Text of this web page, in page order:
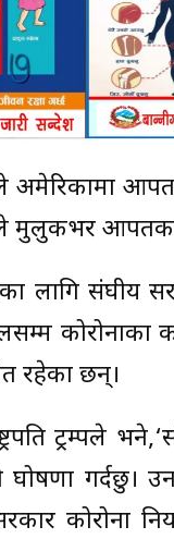
अमेरिकामा
मुलुकभर
लागि संघीय
रहेका छन्।
ट्रम्पले
घोषणा गर्दछु।
कोरोना